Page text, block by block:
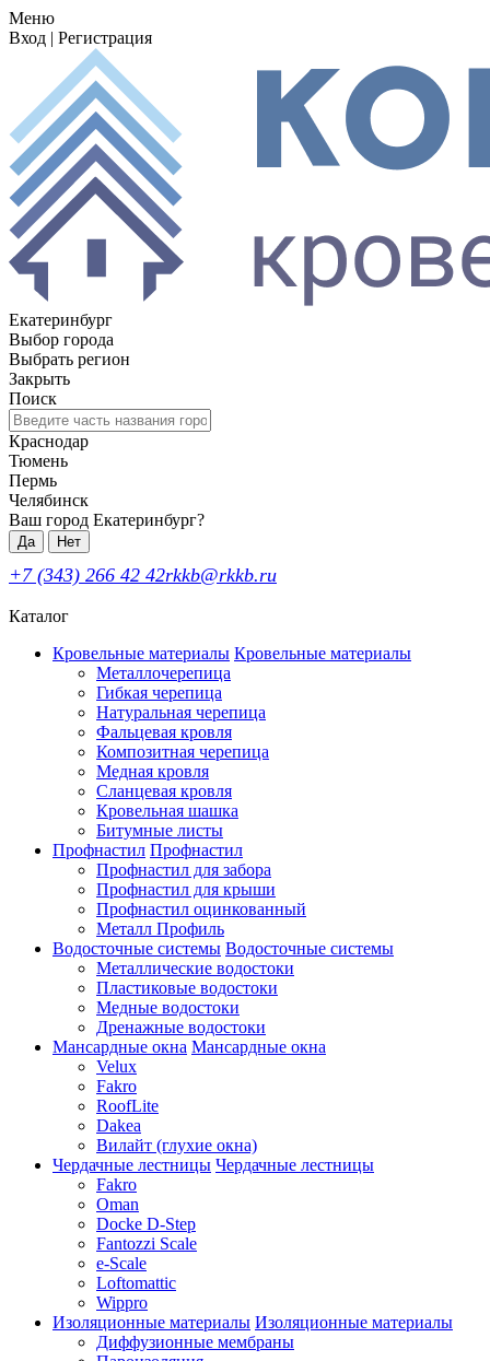
Меню
Вход | Регистрация
Екатеринбург
Выбор города
Выбрать регион
Закрыть
Поиск
Краснодар
Тюмень
Пермь
Челябинск
Ваш город Екатеринбург?
Да Нет
+7 (343) 266 42 42rkkb@rkkb.ru
Каталог
Кровельные материалы Кровельные материалы
Металлочерепица
Гибкая черепица
Натуральная черепица
Фальцевая кровля
Композитная черепица
Медная кровля
Сланцевая кровля
Кровельная шашка
Битумные листы
Профнастил Профнастил
Профнастил для забора
Профнастил для крыши
Профнастил оцинкованный
Металл Профиль
Водосточные системы Водосточные системы
Металлические водостоки
Пластиковые водостоки
Медные водостоки
Дренажные водостоки
Мансардные окна Мансардные окна
Velux
Fakro
RoofLite
Dakea
Вилайт (глухие окна)
Чердачные лестницы Чердачные лестницы
Fakro
Oman
Docke D-Step
Fantozzi Scale
e-Scale
Loftomattic
Wippro
Изоляционные материалы Изоляционные материалы
Диффузионные мембраны